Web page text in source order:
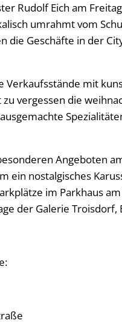
Rudolf Eich am
umrahmt vom
die Geschäfte in der
Verkaufsstände mit
vergessen die
Angeboten
ein nostalgisches
im Parkhaus
der Galerie